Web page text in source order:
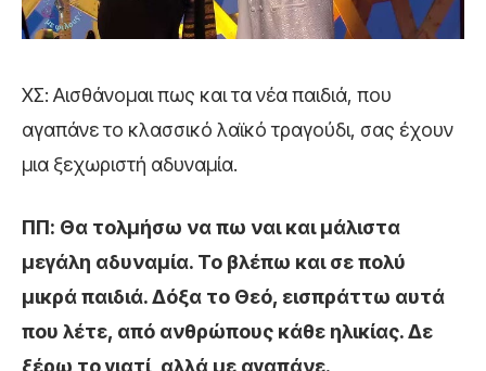
ΧΣ: Αισθάνομαι πως και τα νέα παιδιά, που
αγαπάνε το κλασσικό λαϊκό τραγούδι, σας έχουν
μια ξεχωριστή αδυναμία.
ΠΠ: Θα τολμήσω να πω ναι και μάλιστα
μεγάλη αδυναμία. Το βλέπω και σε πολύ
μικρά παιδιά. Δόξα το Θεό, εισπράττω αυτά
που λέτε, από ανθρώπους κάθε ηλικίας. Δε
ξέρω το γιατί, αλλά με αγαπάνε.